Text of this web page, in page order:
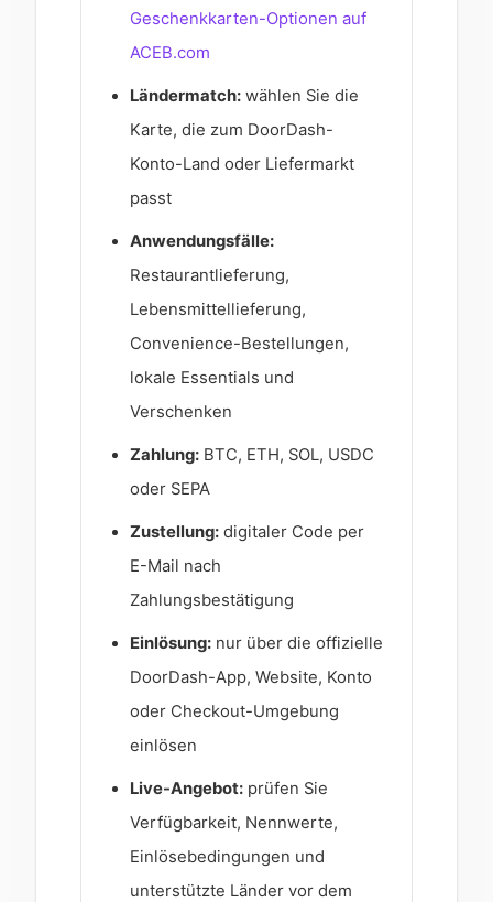
Geschenkkarten-Optionen auf
ACEB.com
Ländermatch: wählen Sie die
Karte, die zum DoorDash-
Konto-Land oder Liefermarkt
passt
Anwendungsfälle:
Restaurantlieferung,
Lebensmittellieferung,
Convenience-Bestellungen,
lokale Essentials und
Verschenken
Zahlung: BTC, ETH, SOL, USDC
oder SEPA
Zustellung: digitaler Code per
E-Mail nach
Zahlungsbestätigung
Einlösung: nur über die offizielle
DoorDash-App, Website, Konto
oder Checkout-Umgebung
einlösen
Live-Angebot: prüfen Sie
Verfügbarkeit, Nennwerte,
Einlösebedingungen und
unterstützte Länder vor dem